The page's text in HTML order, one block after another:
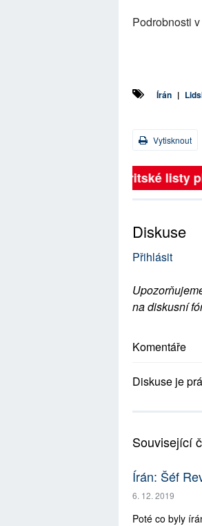
Podrobnosti
Írán |
Vytisknout
Britské
Diskuse
Přihlásit
na diskusní
Komentáře
Diskuse je
Související
Írán: Šéf
6. 12. 2019
Poté co byly